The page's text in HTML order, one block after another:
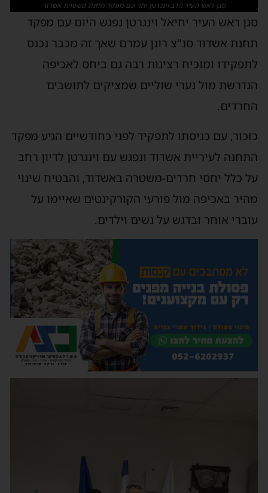
סגן ראש העיר הרב וינגרטן יחד עם מפקד תחנת משטרת אשדוד
סגן ראש העיר יחיאל וינגרטן נפגש היום עם מפקד
תחנת אשדוד סנ"צ רונן עמרם שאך זה מכבר נכנס
לתפקידו ומוכיח רצינות רבה גם ביחס לאכיפה
הנדרשת מול נערי שוליים שמציקים לתושבים
החרדים.
כזכור, עם כניסתו לתפקיד לפני כחודשיים הגיע מפקד
התחנה לעיריית אשדוד ונפגש עם וינגרטן לדיון רחב
על כלל יחסי חרדים-משטרה באשדוד, והבטיח שינוי
מהיר באכיפה מול פורעי הקורקינטים שאיימו על
עוברי אוחר ובדגש על נשים וילדים.